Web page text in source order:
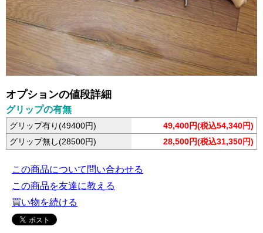
オプションの値段詳細
グリップの有無
グリップ有り(49400円)
49,400円(税込54,340円)
グリップ無し(28500円)
28,500円(税込31,350円)
この商品について問い合わせる
この商品を友達に教える
買い物を続ける